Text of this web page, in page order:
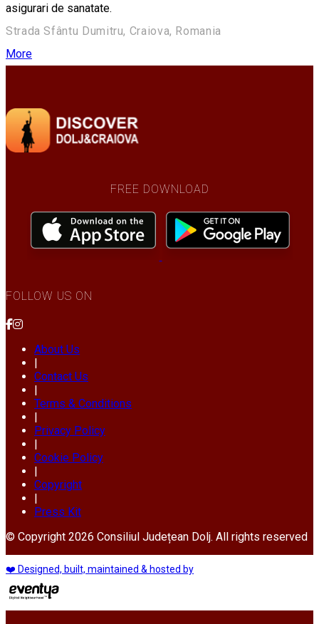
asigurari de sanatate.
Strada Sfântu Dumitru, Craiova, Romania
More
FREE DOWNLOAD
FOLLOW US ON
About Us
Contact Us
Terms & Conditions
Privacy Policy
Cookie Policy
Copyright
Press Kit
© Copyright 2026 Consiliul Județean Dolj. All rights reserved
❤️ Designed, built, maintained & hosted by